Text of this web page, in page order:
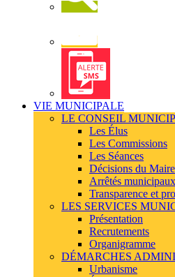
Alerte
SMS
VIE MUNICIPALE
LE CONSEIL
Les Élus
Les Commissions
Les Séances
Décisions du Maire
Arrêtés municipaux
Transparence et
LES SERVICES
Présentation
Recrutements
Organigramme
DÉMARCHES
Urbanisme